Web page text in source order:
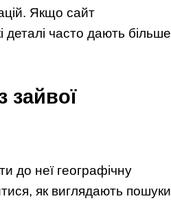
Якщо сайт
деталі часто дають більше
зайвої
до неї географічну
як виглядають пошуки